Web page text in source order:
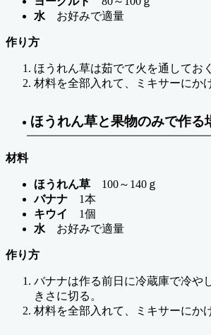
水 お好みで適量
作り方
ほうれん草は茹でて火を通してお
材料を全部入れて、ミキサーにか
ほうれん草と果物のみで作る
材料
ほうれん草 100～140ｇ
バナナ 1本
キウイ
1個
水 お好みで適量
作り方
バナナは作る前日に冷蔵庫で冷や
きさに切る。
材料を全部入れて、ミキサーにか